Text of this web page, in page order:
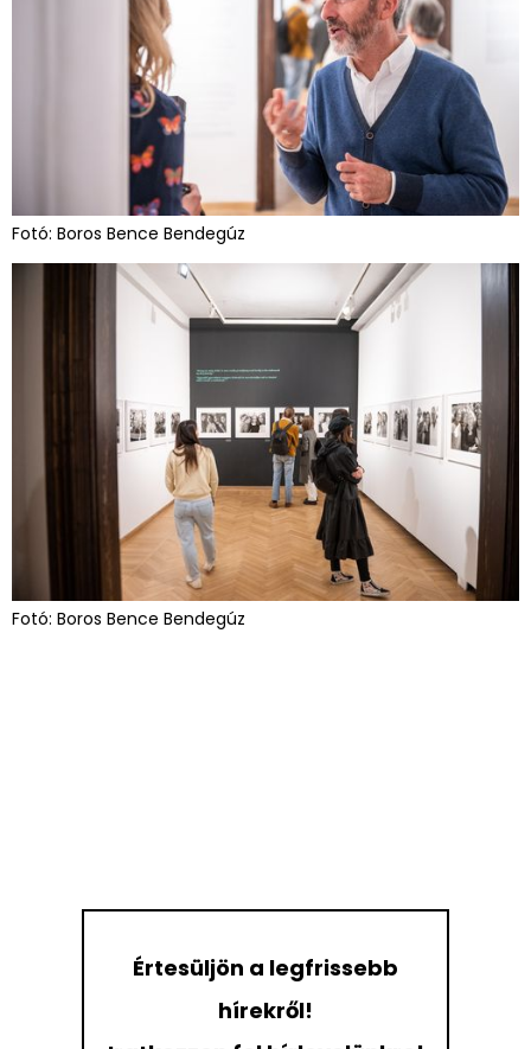
Fotó: Boros Bence Bendegúz
Fotó: Boros Bence Bendegúz
Értesüljön a legfrissebb
hírekről!